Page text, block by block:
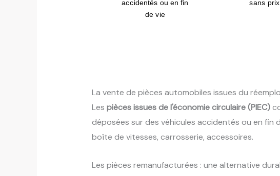
accidentés ou en fin
de vie
sans
La vente de pièces automobiles issues du
Les pièces issues de l'économie circulaire (PIEC)
déposées sur des véhicules accidentés ou en fin
boîte de vitesses, carrosserie, accessoires.
Les pièces remanufacturées : une alternative